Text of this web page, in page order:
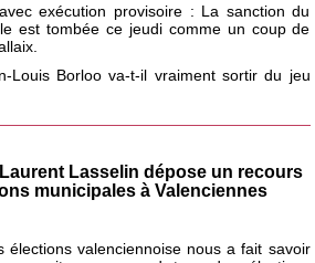
exécution provisoire : La sanction du
est tombée ce jeudi comme un coup de
Louis Borloo va-t-il vraiment sortir du jeu
Laurent Lasselin dépose un recours
municipales à Valenciennes
élections valenciennoise nous a fait savoir